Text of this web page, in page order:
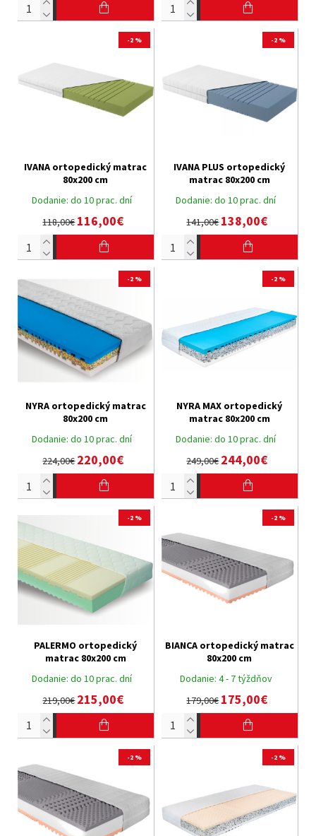
-2 %
Dodanie: do 10 prac. dní
IVANA ortopedický matrac
80x200 cm
118,00€116,00€
-2 %
Dodanie: do 10 prac. dní
IVANA PLUS ortopedický
matrac 80x200 cm
141,00€138,00€
-2 %
Dodanie: do 10 prac. dní
NYRA ortopedický matrac
80x200 cm
224,00€220,00€
-2 %
Dodanie: do 10 prac. dní
NYRA MAX ortopedický
matrac 80x200 cm
249,00€244,00€
-2 %
Dodanie: do 10 prac. dní
PALERMO ortopedický
matrac 80x200 cm
219,00€215,00€
-2 %
Dodanie: 4 - 7 týždňov
BIANCA ortopedický matrac
80x200 cm
179,00€175,00€
-2 % -2 %